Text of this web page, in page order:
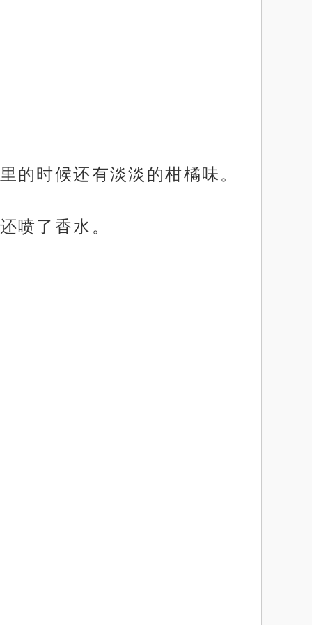
的时候还有淡淡的柑橘味。
喷了香水。